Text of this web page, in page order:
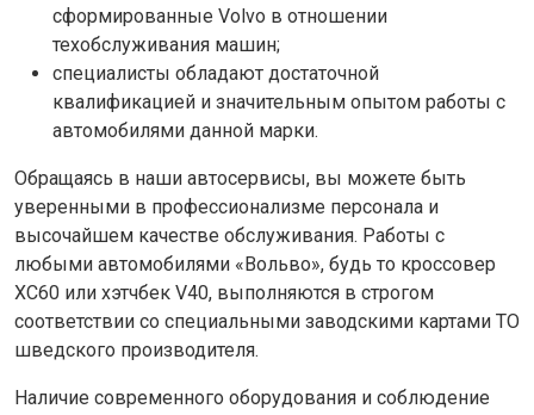
сформированные Volvo в отношении
техобслуживания машин;
специалисты обладают достаточной
квалификацией и значительным опытом работы с
автомобилями данной марки.
Обращаясь в наши автосервисы, вы можете быть
уверенными в профессионализме персонала и
высочайшем качестве обслуживания. Работы с
любыми автомобилями «Вольво», будь то кроссовер
XC60 или хэтчбек V40, выполняются в строгом
соответствии со специальными заводскими картами ТО
шведского производителя.
Наличие современного оборудования и соблюдение